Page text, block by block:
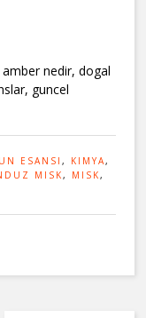
nedir, dogal
guncel
ESANSI, KIMYA,
MISK, MISK,